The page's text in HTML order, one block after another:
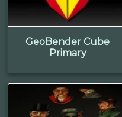
GeoBender Cube
Primary